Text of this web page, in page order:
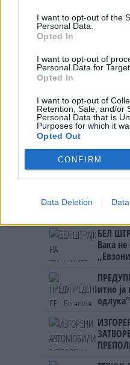
I want to opt-out of the
Personal Data.
Opted In
I want to opt-out of
Personal Data for
Opted In
I want to opt-out of
Retention, Sale, and/or
Personal Data that Is
Purposes for which it
Opted Out
CONFIRM
Data Deletion
Ахмети
УЛЦИЊ
БИДЕ
Непалец
БЕЛ
Вака
итно ја
одлука“